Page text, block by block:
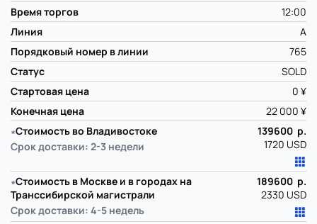
Время торгов
12:00
Линия
A
Порядковый номер в линии
765
Статус
SOLD
Стартовая цена
0 ¥
Конечная цена
22 000 ¥
∗Стоимость во Владивостоке
Срок доставки: 2-3 недели
139600 р.
1720 USD
∗Стоимость в Москве и в городах на
Транссибирской магистрали
Срок доставки: 4-5 недель
189600 р.
2330 USD